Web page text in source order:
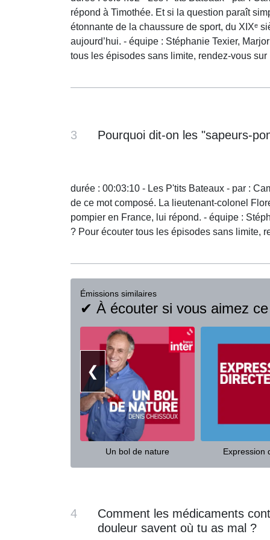
répond à Timothée. Et si la question paraît
étonnante de la chaussure de sport, du XIXᵉ
aujourd’hui. - équipe : Stéphanie Texier,
tous les épisodes sans limite, rendez-vous
3 Pourquoi dit-on les "sapeurs-
durée : 00:03:10 - Les P'tits Bateaux - par :
de ce mot composé. La lieutenant-colonel
pompier en France, lui répond. - équipe :
? Pour écouter tous les épisodes sans limite,
Émissions similaires
✔ À écouter si vous aimez
❮
Un bol de nature Expression
4
Comment les médicaments
douleur savent où tu as mal ?